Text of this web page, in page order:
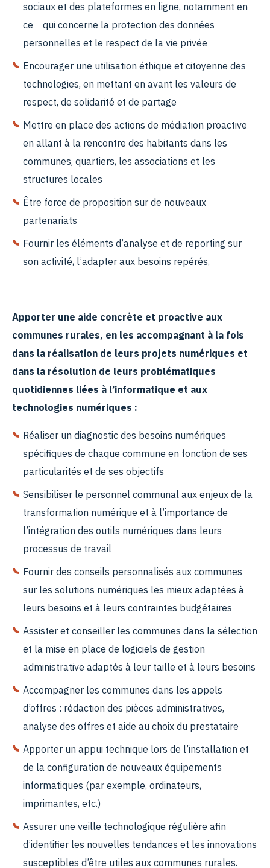
sociaux et des plateformes en ligne, notamment en
ce qui concerne la protection des données
personnelles et le respect de la vie privée
Encourager une utilisation éthique et citoyenne des
technologies, en mettant en avant les valeurs de
respect, de solidarité et de partage
Mettre en place des actions de médiation proactive
en allant à la rencontre des habitants dans les
communes, quartiers, les associations et les
structures locales
Être force de proposition sur de nouveaux
partenariats
Fournir les éléments d’analyse et de reporting sur
son activité, l’adapter aux besoins repérés,
Apporter une aide concrète et proactive aux
communes rurales, en les accompagnant à la fois
dans la réalisation de leurs projets numériques et
dans la résolution de leurs problématiques
quotidiennes liées à l’informatique et aux
technologies numériques :
Réaliser un diagnostic des besoins numériques
spécifiques de chaque commune en fonction de ses
particularités et de ses objectifs
Sensibiliser le personnel communal aux enjeux de la
transformation numérique et à l’importance de
l’intégration des outils numériques dans leurs
processus de travail
Fournir des conseils personnalisés aux communes
sur les solutions numériques les mieux adaptées à
leurs besoins et à leurs contraintes budgétaires
Assister et conseiller les communes dans la sélection
et la mise en place de logiciels de gestion
administrative adaptés à leur taille et à leurs besoins
Accompagner les communes dans les appels
d’offres : rédaction des pièces administratives,
analyse des offres et aide au choix du prestataire
Apporter un appui technique lors de l’installation et
de la configuration de nouveaux équipements
informatiques (par exemple, ordinateurs,
imprimantes, etc.)
Assurer une veille technologique régulière afin
d’identifier les nouvelles tendances et les innovations
susceptibles d’être utiles aux communes rurales.